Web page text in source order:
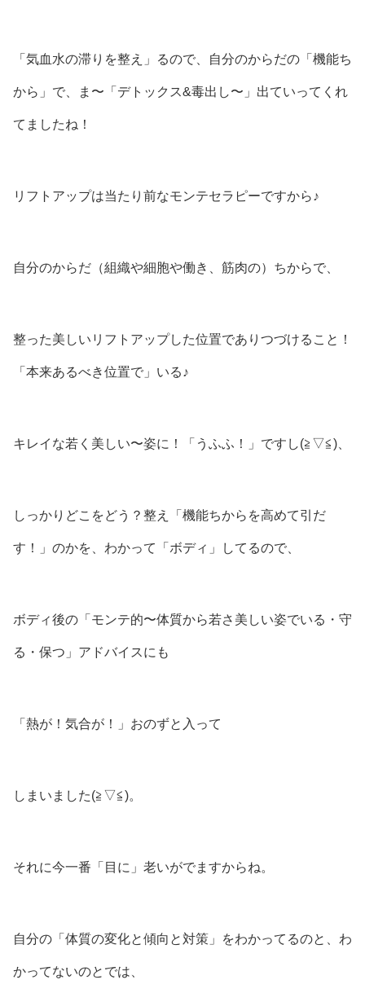
「気血水の滞りを整え」るので、自分のからだの「機能ち
から」で、ま〜「デトックス&毒出し〜」出ていってくれ
てましたね！
リフトアップは当たり前なモンテセラピーですから♪
自分のからだ（組織や細胞や働き、筋肉の）ちからで、
整った美しいリフトアップした位置でありつづけること！
「本来あるべき位置で」いる♪
キレイな若く美しい〜姿に！「うふふ！」ですし(⁠≧⁠▽⁠≦⁠)、
しっかりどこをどう？整え「機能ちからを高めて引だ
す！」のかを、わかって「ボディ」してるので、
ボディ後の「モンテ的〜体質から若さ美しい姿でいる・守
る・保つ」アドバイスにも
「熱が！気合が！」おのずと入って
しまいました(⁠≧⁠▽⁠≦⁠)。
それに今一番「目に」老いがでますからね。
自分の「体質の変化と傾向と対策」をわかってるのと、わ
かってないのとでは、